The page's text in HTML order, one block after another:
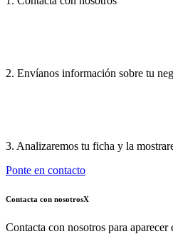
2. Envíanos información sobre tu
3. Analizaremos tu ficha y la
Ponte en contacto
Contacta con nosotrosX
Contacta con nosotros para aparecer